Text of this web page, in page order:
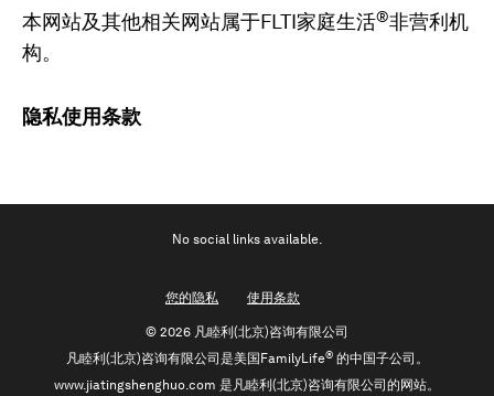
本网站及其他相关网站属于FLTI家庭生活®非营利机
构。
隐私使用条款
No social links available.
您的隐私 使用条款
© 2026 凡睦利(北京)咨询有限公司
凡睦利(北京)咨询有限公司是美国FamilyLife®的中国子公司。
www.jiatingshenghuo.com 是凡睦利(北京)咨询有限公司的网站。